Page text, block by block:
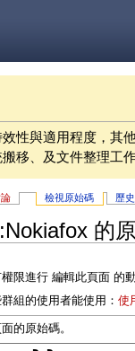
性與適用程度，其
移、及文件整理工
檢視原始碼 歷
的
限進行 編輯此頁面 的
組的使用者能使用： 使
的原始碼。